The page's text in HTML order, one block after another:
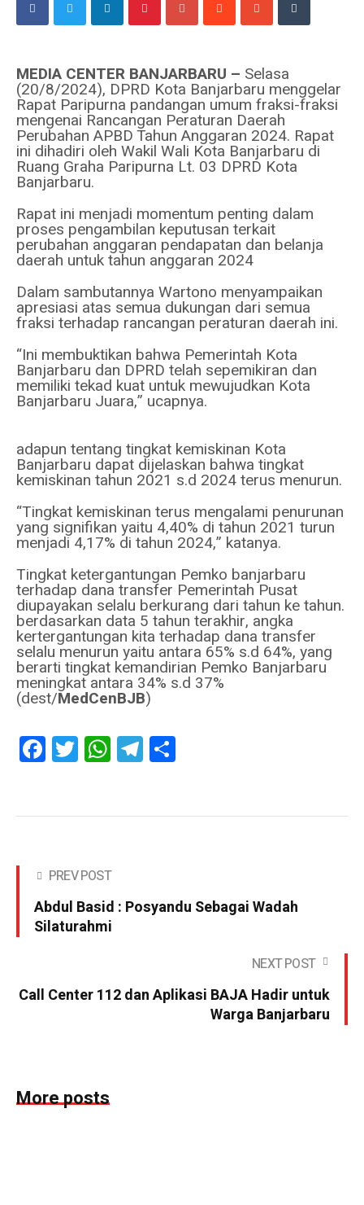
MEDIA CENTER BANJARBARU – Selasa
(20/8/2024), DPRD Kota Banjarbaru menggelar
Rapat Paripurna pandangan umum fraksi-fraksi
mengenai Rancangan Peraturan Daerah
Perubahan APBD Tahun Anggaran 2024. Rapat
ini dihadiri oleh Wakil Wali Kota Banjarbaru di
Ruang Graha Paripurna Lt. 03 DPRD Kota
Banjarbaru.
Rapat ini menjadi momentum penting dalam
proses pengambilan keputusan terkait
perubahan anggaran pendapatan dan belanja
daerah untuk tahun anggaran 2024
Dalam sambutannya Wartono menyampaikan
apresiasi atas semua dukungan dari semua
fraksi terhadap rancangan peraturan daerah ini.
“Ini membuktikan bahwa Pemerintah Kota
Banjarbaru dan DPRD telah sepemikiran dan
memiliki tekad kuat untuk mewujudkan Kota
Banjarbaru Juara,” ucapnya.
adapun tentang tingkat kemiskinan Kota
Banjarbaru dapat dijelaskan bahwa tingkat
kemiskinan tahun 2021 s.d 2024 terus menurun.
“Tingkat kemiskinan terus mengalami penurunan
yang signifikan yaitu 4,40% di tahun 2021 turun
menjadi 4,17% di tahun 2024,” katanya.
Tingkat ketergantungan Pemko banjarbaru
terhadap dana transfer Pemerintah Pusat
diupayakan selalu berkurang dari tahun ke tahun.
berdasarkan data 5 tahun terakhir, angka
kertergantungan kita terhadap dana transfer
selalu menurun yaitu antara 65% s.d 64%, yang
berarti tingkat kemandirian Pemko Banjarbaru
meningkat antara 34% s.d 37%
(dest/MedCenBJB)
FacebookTwitterWhatsAppTelegram
PREV POST
Abdul Basid : Posyandu Sebagai Wadah
Silaturahmi
NEXT POST
Call Center 112 dan Aplikasi BAJA Hadir untuk
Warga Banjarbaru
More posts